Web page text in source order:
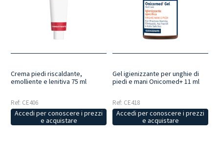
Crema piedi riscaldante,
emolliente e lenitiva 75 ml
Ref: CE406
Accedi per conoscere i prezzi
e acquistare
Gel igienizzante per unghie di
piedi e mani Onicomed+ 11 ml
Ref: CE418
Accedi per conoscere i prezzi
e acquistare